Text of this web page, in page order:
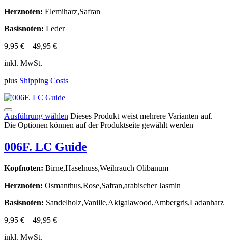
Herznoten: Elemiharz,Safran
Basisnoten: Leder
9,95 € – 49,95 €
inkl. MwSt.
plus Shipping Costs
Ausführung wählen Dieses Produkt weist mehrere Varianten auf.
Die Optionen können auf der Produktseite gewählt werden
006F. LC Guide
Kopfnoten: Birne,Haselnuss,Weihrauch Olibanum
Herznoten: Osmanthus,Rose,Safran,arabischer Jasmin
Basisnoten: Sandelholz,Vanille,Akigalawood,Ambergris,Ladanharz
9,95 € – 49,95 €
inkl. MwSt.